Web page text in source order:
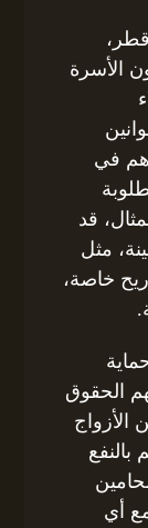
الأسرة
في
قد
مثل
خاصة،
الحقوق
الأزواج
أي